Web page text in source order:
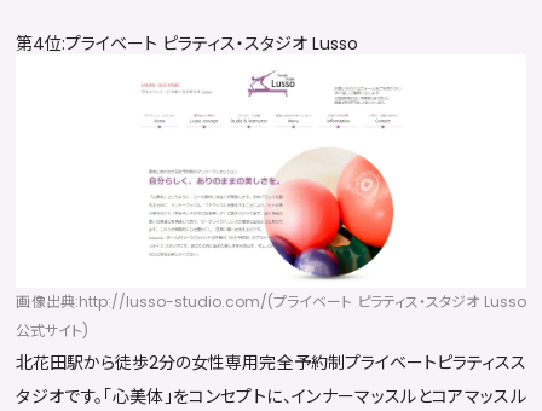
第4位:プライベート ピラティス・スタジオ Lusso
画像出典:http://lusso-studio.com/(プライベート ピラティス・スタジオ Lusso
公式サイト)
北花田駅から徒歩2分の女性専用完全予約制プライベートピラティスス
タジオです。「心美体」をコンセプトに、インナーマッスルとコアマッスル